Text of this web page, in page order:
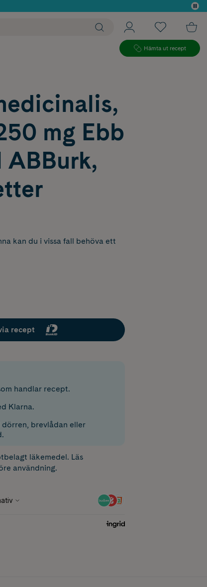
Hämta ut recept
mg Ebb
ABBurk,
kan du i vissa fall behöva ett
recept
handlar recept.
Klarna.
brevlådan eller
läkemedel. Läs
användning.